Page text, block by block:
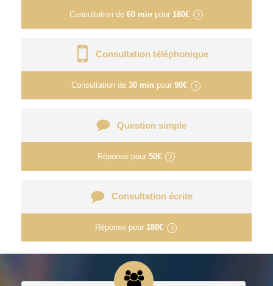
Consultation de 60 min pour 180€
Consultation téléphonique
Consultation de 30 min pour 90€
Question simple
Réponse pour 50€
Consultation écrite
Réponse pour 180€